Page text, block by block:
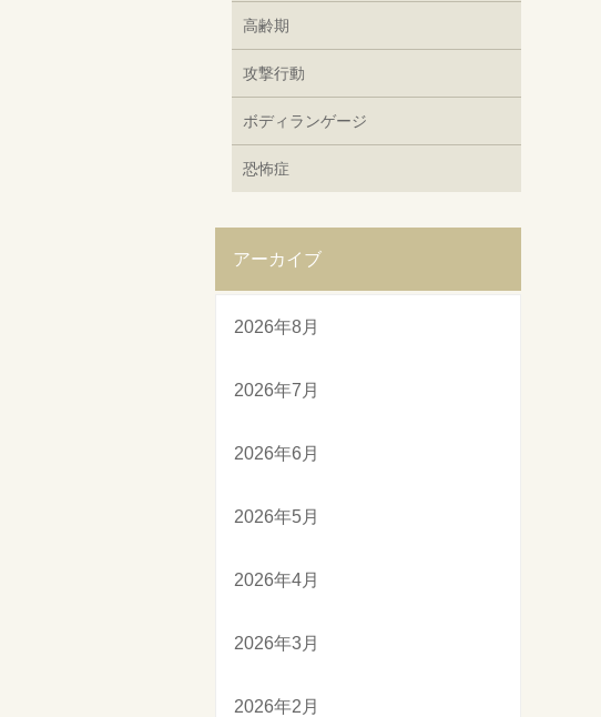
高齢期
攻撃行動
ボディランゲージ
恐怖症
アーカイブ
2026年8月
2026年7月
2026年6月
2026年5月
2026年4月
2026年3月
2026年2月